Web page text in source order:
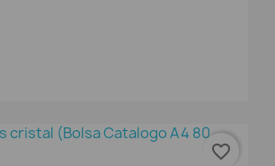
favorite_border